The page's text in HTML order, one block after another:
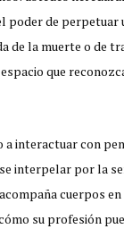
poder de perpetuar
de la muerte o de
que
interactuar con
interpelar por la
cuerpos en
su profesión